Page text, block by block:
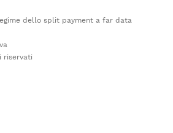
dello split payment a far data
riservati